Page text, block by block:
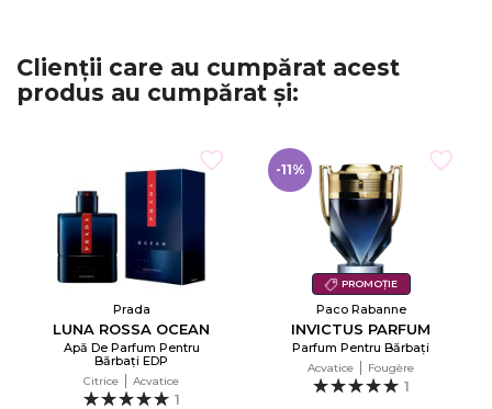
Clienții care au cumpărat acest
produs au cumpărat și:
Prada
LUNA ROSSA OCEAN
Apă De Parfum Pentru
Bărbați EDP
Citrice Acvatice
1
PROMOȚIE
-11%
Paco Rabanne
INVICTUS PARFUM
Parfum Pentru Bărbați
Acvatice Fougère
1